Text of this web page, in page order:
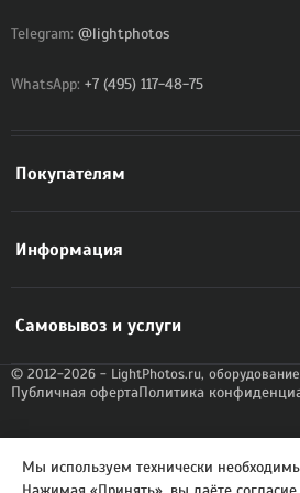
Telegram: @lightphotos
WhatsApp: +7 (495) 117-48-75
Покупателям
Информация
Самовывоз и услуги
© 2012-2026 - LightPhotos.ru,
Публичная офертаПолитика
Мы используем технически